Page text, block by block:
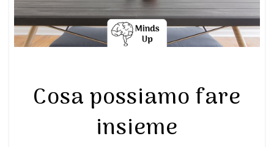
POSSIAMO
FARE
Cosa possiamo fare
insieme